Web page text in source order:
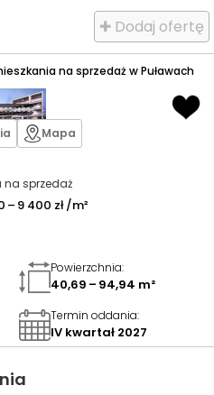
✚ Dodaj ofertę
na sprzedaż w Puławach
na sprzedaż
– 9 400 zł /m²
Mapa
Powierzchnia:
40,69 – 94,94 m²
Termin oddania:
IV kwartał 2027